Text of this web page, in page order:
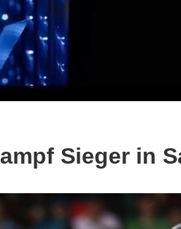
Sieger in